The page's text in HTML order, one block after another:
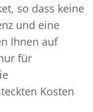
so dass keine
und eine
Ihnen auf
für
Kosten